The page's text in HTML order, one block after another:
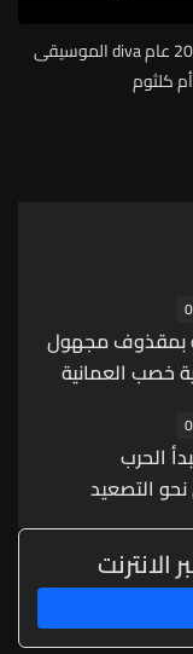
عام 2025 عام diva الموسيقى
أم كلثوم
بمقذوف مجهول
خصب العمانية
الحرب
التصعيد